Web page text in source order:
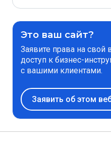
Это ваш сайт?
Заявите права на свой
доступ к бизнес-
с вашими клиентами.
Заявить об этом